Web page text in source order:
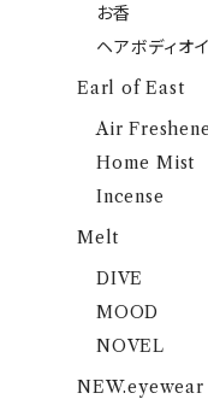
お香
ヘアボディオ
Earl of East
Air
Home Mist
Incense
Melt
DIVE
MOOD
NOVEL
NEW.eyewear